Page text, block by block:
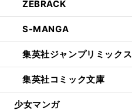
ZEBRACK
S-MANGA
集英社ジャンプリミックス
集英社コミック文庫
少女マンガ